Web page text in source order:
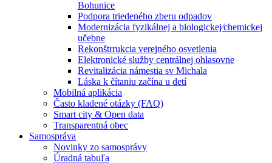
Bohunice
Podpora triedeného zberu odpadov
Modernizácia fyzikálnej a biologickej⁄chemickej
učebne
Rekonštrrukcia verejného osvetlenia
Elektronické služby centrálnej ohlasovne
Revitalizácia námestia sv Michala
Láska k čítaniu začína u detí
Mobilná aplikácia
Často kladené otázky (FAQ)
Smart city & Open data
Transparentná obec
Samospráva
Novinky zo samosprávy
Úradná tabuľa